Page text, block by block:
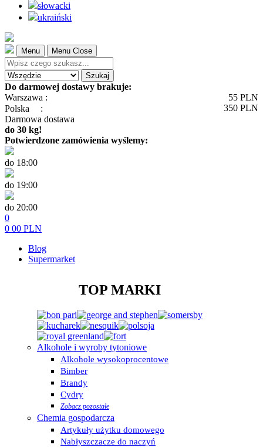
słowacki
ukraiński
Menu Menu Close
Szukaj
Do darmowej dostawy brakuje:
Warszawa :
55 PLN
Polska
: 350 PLN
Darmowa dostawa
do 30 kg!
Potwierdzone zamówienia wyślemy:
do 18:00
do 19:00
do 20:00
0
0 00 PLN
Blog
Supermarket
TOP MARKI
Alkohole i wyroby tytoniowe
Alkohole wysokoprocentowe
Bimber
Brandy
Cydry
Zobacz pozostałe
Chemia gospodarcza
Artykuły użytku domowego
Nabłyszczacze do naczyń